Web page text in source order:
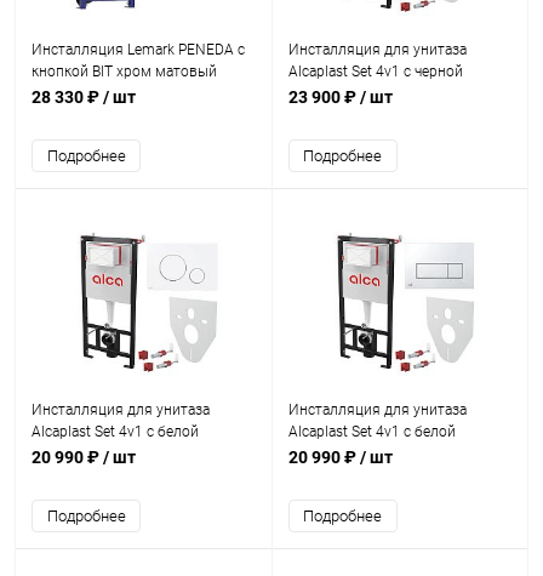
Инсталляция Lemark PENEDA с
кнопкой BIT хром матовый
28 330 ₽/ шт
Подробнее
Инсталляция для унитаза
Alcaplast Set 4v1 c черной
кнопкой M578-0001
23 900 ₽/ шт
Подробнее
Инсталляция для унитаза
Alcaplast Set 4v1 c белой
кнопкой M670-0001
20 990 ₽/ шт
Подробнее
Инсталляция для унитаза
Alcaplast Set 4v1 c белой
кнопкой M570-0001
20 990 ₽/ шт
Подробнее